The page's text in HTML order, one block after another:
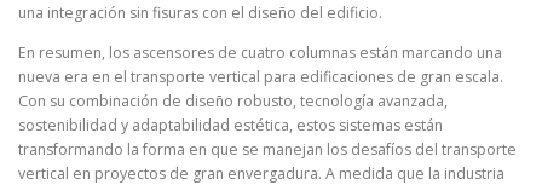
una integración sin fisuras con el diseño del edificio.
En resumen, los ascensores de cuatro columnas están marcando una
nueva era en el transporte vertical para edificaciones de gran escala.
Con su combinación de diseño robusto, tecnología avanzada,
sostenibilidad y adaptabilidad estética, estos sistemas están
transformando la forma en que se manejan los desafíos del transporte
vertical en proyectos de gran envergadura. A medida que la industria